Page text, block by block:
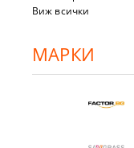
Виж всички
МАРКИ